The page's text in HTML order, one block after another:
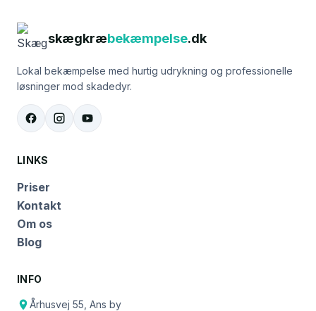
skægkræbekæmpelse.dk
Lokal bekæmpelse med hurtig udrykning og professionelle
løsninger mod skadedyr.
LINKS
Priser
Kontakt
Om os
Blog
INFO
Århusvej 55, Ans by